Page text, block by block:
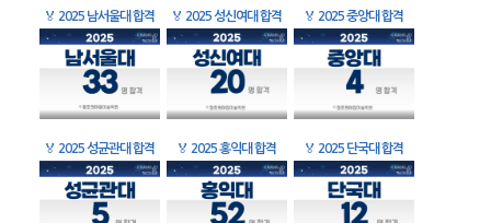
🏅 2025 남서울대 합격 🏅 2025 성신여대 합격 🏅 2025 중앙대 합격
🏅 2025 성균관대 합격 🏅 2025 홍익대 합격 🏅 2025 단국대 합격